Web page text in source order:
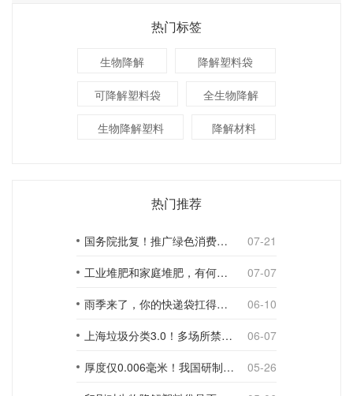
热门标签
生物降解 降解塑料袋
可降解塑料袋 全生物降解
生物降解塑料 降解材料
热门推荐
国务院批复！推广绿色消费，引导使用环保可降解包装材料
07-21
工业堆肥和家庭堆肥，有何不同？
07-07
雨季来了，你的快递袋扛得住吗？
06-10
上海垃圾分类3.0！多场所禁止使用一次性塑料袋；推动快递包装绿色转型
06-07
厚度仅0.006毫米！我国研制出超薄型全生物降解渗水地膜
05-26